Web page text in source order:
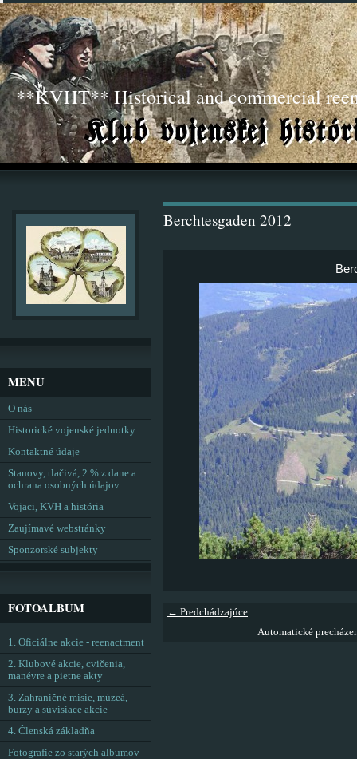
**KVHT** Historical and commercial
Berchtesgaden 2012
← Predchádzajúce
Automatické
MENU
O nás
Historické vojenské jednotky
Kontaktné údaje
Stanovy, tlačivá, 2 % z dane a
ochrana osobných údajov
Vojaci, KVH a história
Zaujímavé webstránky
Sponzorské subjekty
FOTOALBUM
1. Oficiálne akcie - reenactment
2. Klubové akcie, cvičenia,
manévre a pietne akty
3. Zahraničné misie, múzeá,
burzy a súvisiace akcie
4. Členská základňa
Fotografie zo starých albumov